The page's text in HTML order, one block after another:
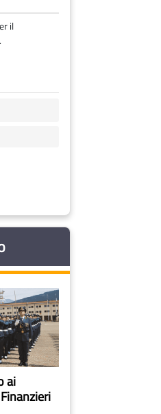
il
ai